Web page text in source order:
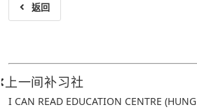
返回
上一间补习社
I CAN READ EDUCATION CENTRE